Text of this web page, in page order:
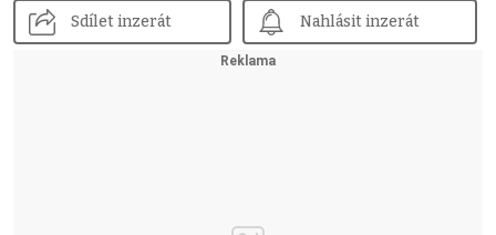
Sdílet inzerát Nahlásit inzerát